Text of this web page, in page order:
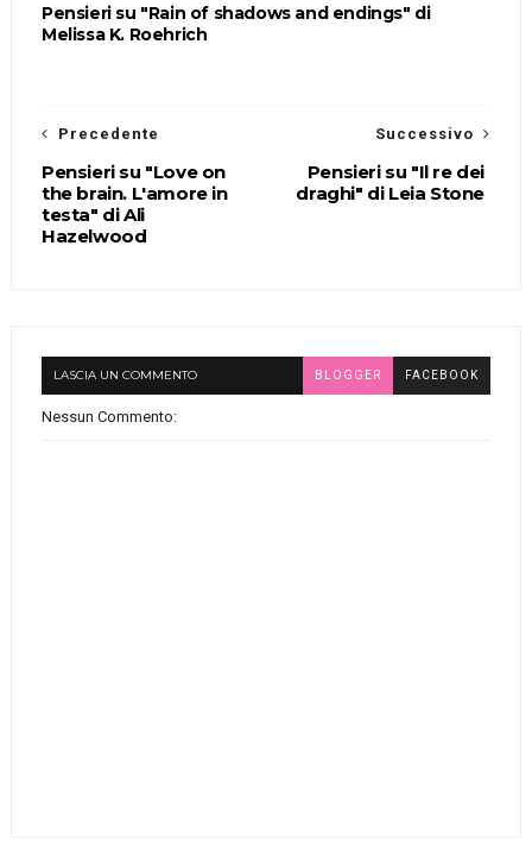
Pensieri su "Rain of shadows and endings" di
Melissa K. Roehrich
Successivo
Pensieri su "Il re dei
draghi" di Leia Stone
Precedente
Pensieri su "Love on
the brain. L'amore in
testa" di Ali
Hazelwood
LASCIA UN COMMENTO BLOGGER FACEBOOK
Nessun Commento: